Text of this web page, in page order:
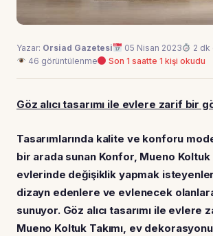
Yazar: Orsiad Gazetesi 05 Nisan 2023
2 dk
46 görüntülenme
Son 1 saatte 1 kişi okudu
Göz alıcı tasarımı ile evlere zarif bir
Tasarımlarında kalite ve konforu
bir arada sunan Konfor, Mueno Koltuk
evlerinde değişiklik yapmak
dizayn edenlere ve evlenecek
sunuyor. Göz alıcı tasarımı ile
Mueno Koltuk Takımı, ev